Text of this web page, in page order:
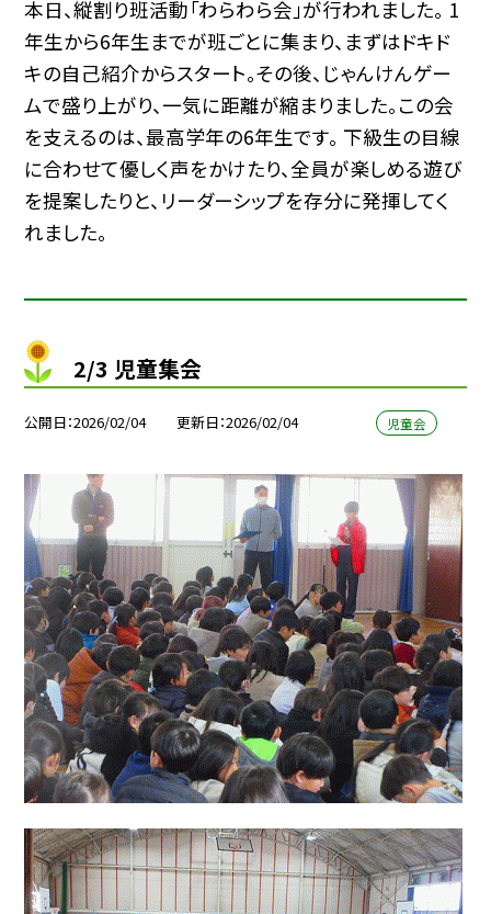
本日、縦割り班活動「わらわら会」が行われました。 1
年生から6年生までが班ごとに集まり、まずはドキド
キの自己紹介からスタート。その後、じゃんけんゲー
ムで盛り上がり、一気に距離が縮まりました。この会
を支えるのは、最高学年の6年生です。 下級生の目線
に合わせて優しく声をかけたり、全員が楽しめる遊び
を提案したりと、リーダーシップを存分に発揮してく
れました。
2/3 児童集会
公開日 2026/02/04 更新日 2026/02/04 児童会